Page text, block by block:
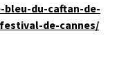
du-caftan-de-
de-cannes/